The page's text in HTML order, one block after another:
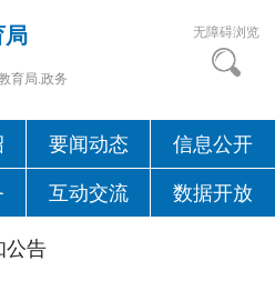
局
育局.政务
无障碍浏览
要闻动态 信息公开
互动交流 数据开放
公告